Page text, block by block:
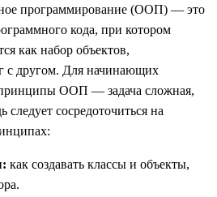
программирование (ООП) — это
кода, при котором
как набор объектов,
с другом. Для начинающих
ООП — задача сложная,
сосредоточиться на
как создавать классы и объекты,